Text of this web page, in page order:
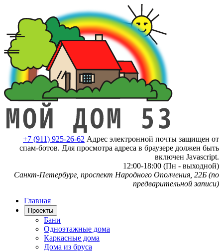
+7 (911) 925-26-62 Адрес электронной почты защищен от
спам-ботов. Для просмотра адреса в браузере должен быть
включен Javascript.
12:00-18:00 (Пн - выходной)
Санкт-Петербург, проспект Народного Ополчения, 22Б (по
предварительной записи)
Главная
Проекты
Бани
Одноэтажные дома
Каркасные дома
Дома из бруса